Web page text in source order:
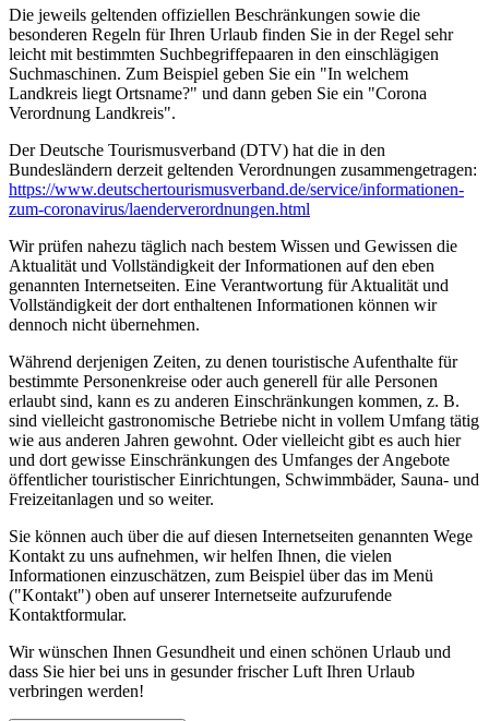
Die jeweils geltenden offiziellen Beschränkungen sowie die
besonderen Regeln für Ihren Urlaub finden Sie in der Regel sehr
leicht mit bestimmten Suchbegriffepaaren in den einschlägigen
Suchmaschinen. Zum Beispiel geben Sie ein "In welchem
Landkreis liegt Ortsname?" und dann geben Sie ein "Corona
Verordnung Landkreis".
Der Deutsche Tourismusverband (DTV) hat die in den
Bundesländern derzeit geltenden Verordnungen zusammengetragen:
https://www.deutscher­tourismusverband.de/­service/­informationen-
zum-coronavirus/­laenderverordnungen.html
Wir prüfen nahezu täglich nach bestem Wissen und Gewissen die
Aktualität und Vollständigkeit der Informationen auf den eben
genannten Internetseiten. Eine Verantwortung für Aktualität und
Vollständigkeit der dort enthaltenen Informationen können wir
dennoch nicht übernehmen.
Während derjenigen Zeiten, zu denen touristische Aufenthalte für
bestimmte Personenkreise oder auch generell für alle Personen
erlaubt sind, kann es zu anderen Einschränkungen kommen, z. B.
sind vielleicht gastronomische Betriebe nicht in vollem Umfang tätig
wie aus anderen Jahren gewohnt. Oder vielleicht gibt es auch hier
und dort gewisse Einschränkungen des Umfanges der Angebote
öffentlicher touristischer Einrichtungen, Schwimmbäder, Sauna- und
Freizeitanlagen und so weiter.
Sie können auch über die auf diesen Internetseiten genannten Wege
Kontakt zu uns aufnehmen, wir helfen Ihnen, die vielen
Informationen einzuschätzen, zum Beispiel über das im Menü
("Kontakt") oben auf unserer Internetseite aufzurufende
Kontaktformular.
Wir wünschen Ihnen Gesundheit und einen schönen Urlaub und
dass Sie hier bei uns in gesunder frischer Luft Ihren Urlaub
verbringen werden!